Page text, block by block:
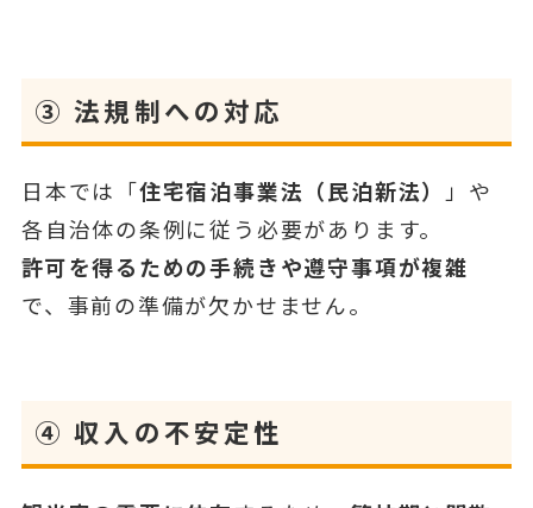
③法規制への対応
日本では「住宅宿泊事業法（民泊新法） 」や
各自治体の条例に従う必要があります。
許可を得るための手続きや遵守事項が複雑
で、事前の準備が欠かせません。
④収入の不安定性